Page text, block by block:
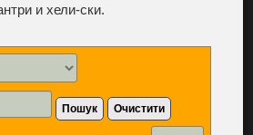
и хели-ски.
Пошук Очистити